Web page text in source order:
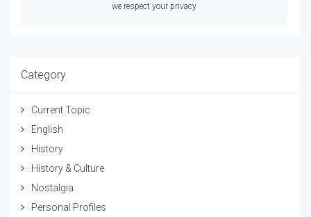
we respect your privacy
Category
Current Topic
English
History
History & Culture
Nostalgia
Personal Profiles